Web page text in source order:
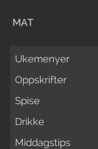
MAT
Ukemenyer
Oppskrifter
Spise
Drikke
Middagstips